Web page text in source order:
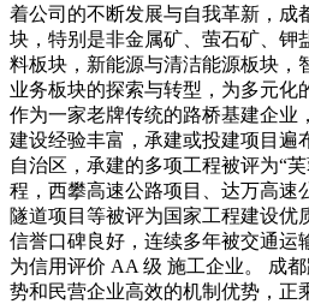
着公司的不断发展与自我革新，成
块，特别是非金属矿、萤石矿、钾
料板块，新能源与清洁能源板块，
业务板块的探索与转型，为多元化
作为一家老牌传统的路桥基建企业
建设经验丰富，承建或投建项目遍
自治区，承建的多项工程被评为“
程，西攀高速公路项目、达万高速
隧道项目等被评为国家工程建设优
信誉口碑良好，连续多年被交通运
为信用评价 AA 级 施工企业。 成
势和民营企业高效的机制优势，正